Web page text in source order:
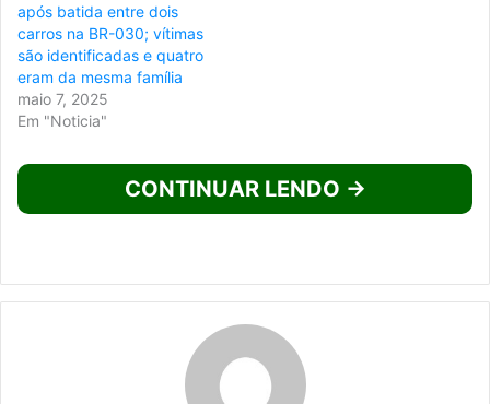
após batida entre dois
carros na BR-030; vítimas
são identificadas e quatro
eram da mesma família
maio 7, 2025
Em "Noticia"
CONTINUAR LENDO →